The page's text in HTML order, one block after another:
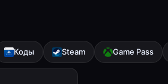
Коды Steam Game Pass